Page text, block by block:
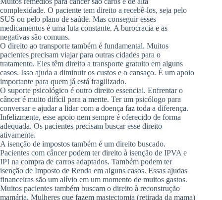
complexidade. O paciente tem direito a recebê-los, seja pelo
SUS ou pelo plano de saúde. Mas conseguir esses
medicamentos é uma luta constante. A burocracia e as
negativas são comuns.
O direito ao transporte também é fundamental. Muitos
pacientes precisam viajar para outras cidades para o
tratamento. Eles têm direito a transporte gratuito em alguns
casos. Isso ajuda a diminuir os custos e o cansaço. É um apoio
importante para quem já está fragilizado.
O suporte psicológico é outro direito essencial. Enfrentar o
câncer é muito difícil para a mente. Ter um psicólogo para
conversar e ajudar a lidar com a doença faz toda a diferença.
Infelizmente, esse apoio nem sempre é oferecido de forma
adequada. Os pacientes precisam buscar esse direito
ativamente.
A isenção de impostos também é um direito buscado.
Pacientes com câncer podem ter direito à isenção de IPVA e
IPI na compra de carros adaptados. Também podem ter
isenção de Imposto de Renda em alguns casos. Essas ajudas
financeiras são um alívio em um momento de muitos gastos.
Muitos pacientes também buscam o direito à reconstrução
mamária. Mulheres que fazem mastectomia (retirada da mama)